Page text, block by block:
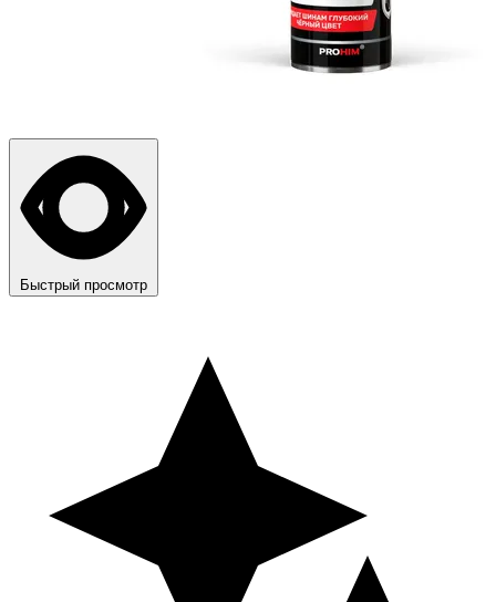
Быстрый просмотр